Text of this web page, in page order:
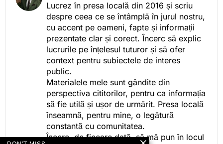
Lucrez în presa locală din 2016 și scriu
despre ceea ce se întâmplă în jurul nostru,
cu accent pe oameni, fapte și informații
prezentate clar și corect. Încerc să explic
lucrurile pe înțelesul tuturor și să ofer
context pentru subiectele de interes
public.
Materialele mele sunt gândite din
perspectiva cititorilor, pentru ca informația
să fie utilă și ușor de urmărit. Presa locală
înseamnă, pentru mine, o legătură
constantă cu comunitatea.
Încerc, de fiecare dată, să mă pun în locul